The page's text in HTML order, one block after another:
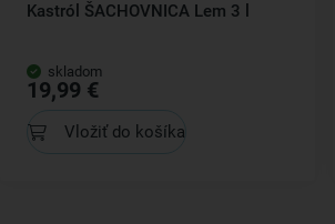
Kastról ŠACHOVNICA Lem 3 l
skladom
19,99 €
Vložiť do košíka